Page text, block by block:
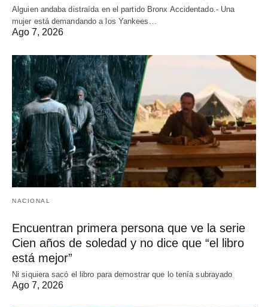
Alguien andaba distraída en el partido Bronx Accidentado.- Una
mujer está demandando a los Yankees…
Ago 7, 2026
NACIONAL
Encuentran primera persona que ve la serie
Cien años de soledad y no dice que “el libro
está mejor”
Ni siquiera sacó el libro para demostrar que lo tenía subrayado
Ago 7, 2026